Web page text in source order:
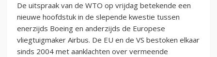
De uitspraak van de WTO op vrijdag betekende een
nieuwe hoofdstuk in de slepende kwestie tussen
enerzijds Boeing en anderzijds de Europese
vliegtuigmaker Airbus. De EU en de VS bestoken elkaar
sinds 2004 met aanklachten over vermeende